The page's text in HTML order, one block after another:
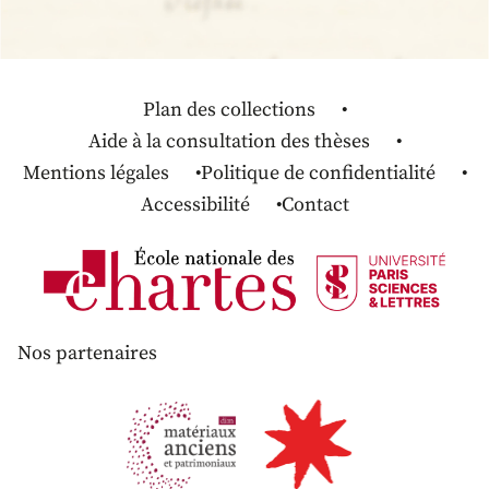
Plan des collections
Aide à la consultation des thèses
Mentions légales
Politique de confidentialité
Accessibilité
Contact
Nos partenaires